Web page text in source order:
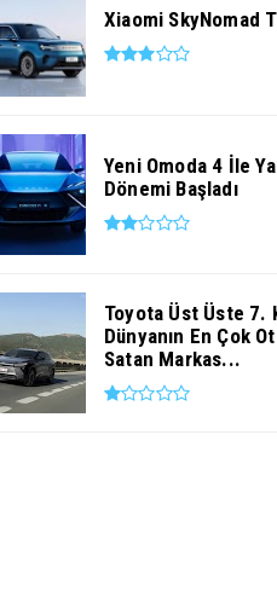
Xiaomi SkyNomad
Yeni Omoda 4 İle
Dönemi Başladı
Toyota Üst Üste 7.
Dünyanın En Çok
Satan Markas...